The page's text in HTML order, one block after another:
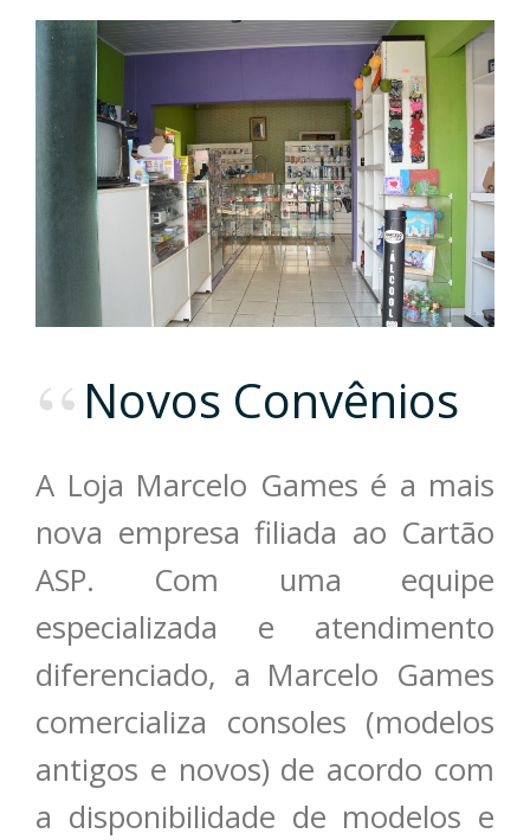
Novos Convênios
A Loja Marcelo Games é a mais
nova empresa filiada ao Cartão
ASP. Com uma equipe
especializada e atendimento
diferenciado, a Marcelo Games
comercializa consoles (modelos
antigos e novos) de acordo com
a disponibilidade de modelos e